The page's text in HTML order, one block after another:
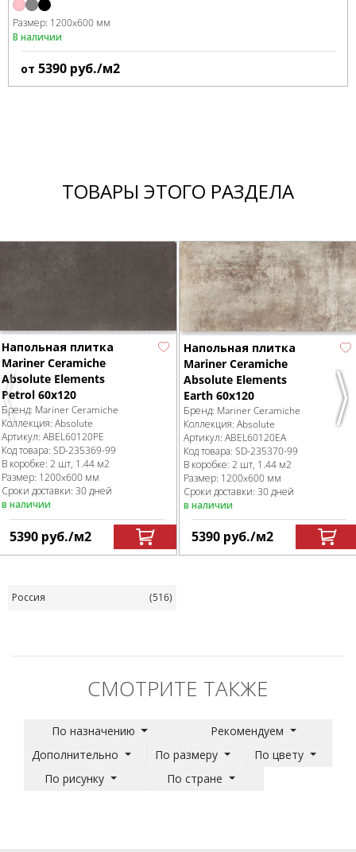
Размер: 1200x600 мм
В наличии
от 5390 руб./м2
ТОВАРЫ ЭТОГО РАЗДЕЛА
Previous
Напольная плитка
Mariner Ceramiche
Absolute Elements
Petrol 60х120
Бренд: Mariner Ceramiche
Коллекция: Absolute
Артикул: ABEL60120PE
Код товара: SD-235369-99
В коробке: 2 шт, 1.44 м2
Размер: 1200x600 мм
Сроки доставки: 30 дней
в наличии
5390 руб./м2
Напольная плитка
Mariner Ceramiche
Absolute Elements
Earth 60х120
Бренд: Mariner Ceramiche
Коллекция: Absolute
Артикул: ABEL60120EA
Код товара: SD-235370-99
В коробке: 2 шт, 1.44 м2
Размер: 1200x600 мм
Сроки доставки: 30 дней
в наличии
5390 руб./м2
Россия (516)
СМОТРИТЕ ТАКЖЕ
По назначению
Рекомендуем
Дополнительно
По размеру
По цвету
По рисунку
По стране